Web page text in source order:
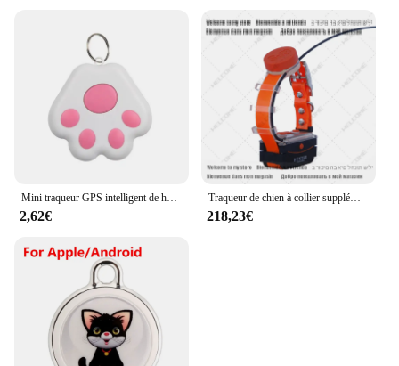
2,62€
Traqueur de chien à collier supplémentaire pour Hunter, GPS 25000 Pro, étanche, nouveau
218,23€